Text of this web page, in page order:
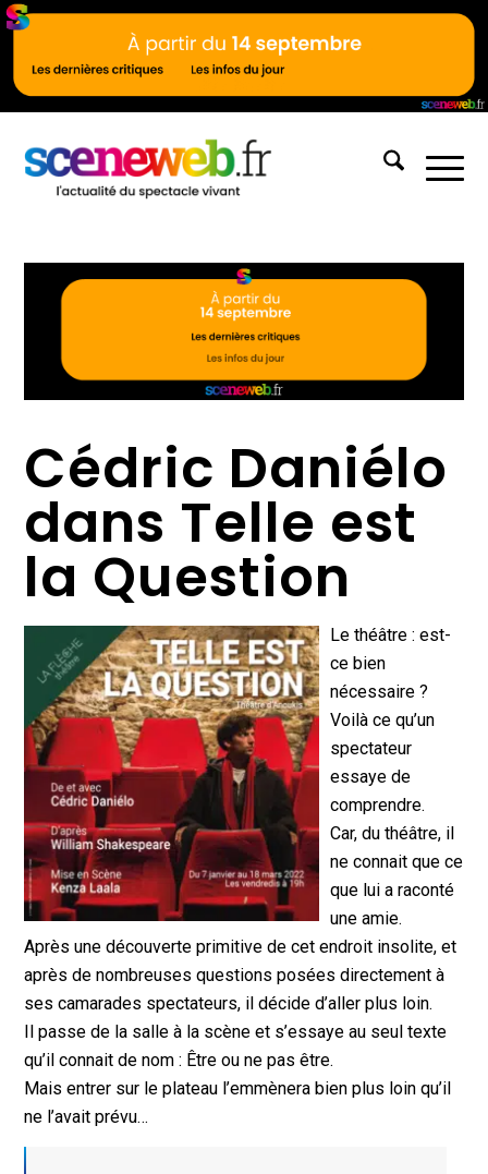
Cédric Daniélo
dans Telle est
la Question
Le théâtre : est-
ce bien
nécessaire ?
Voilà ce qu’un
spectateur
essaye de
comprendre.
Car, du théâtre, il
ne connait que ce
que lui a raconté
une amie.
Après une découverte primitive de cet endroit insolite, et
après de nombreuses questions posées directement à
ses camarades spectateurs, il décide d’aller plus loin.
Il passe de la salle à la scène et s’essaye au seul texte
qu’il connait de nom : Être ou ne pas être.
Mais entrer sur le plateau l’emmènera bien plus loin qu’il
ne l’avait prévu…